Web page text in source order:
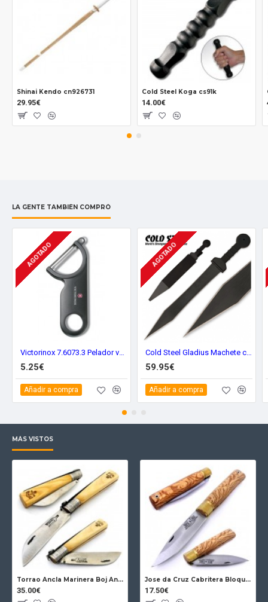
Shinai Kendo cn926731
29.95€
Cold Steel Koga cs91k
14.00€
LA GENTE TAMBIÉN COMPRÓ
AGOTADO
5.25€
Añadir a compra
AGOTADO
59.95€
Añadir a compra
MÁS VISTOS
Torrao Ancla Marinera Boj Ancla Bloqueo
35.00€
Jose da Cruz Cabritera Bloqueo Encina Carbono
17.50€